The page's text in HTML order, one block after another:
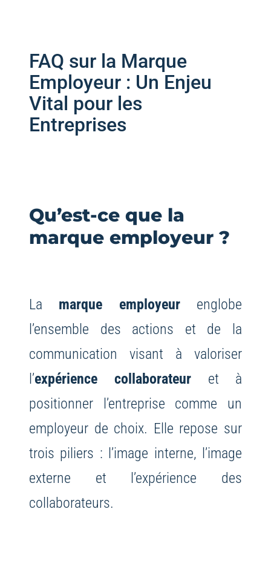
FAQ sur la Marque
Employeur : Un Enjeu
Vital pour les
Entreprises
Qu’est-ce que la
marque employeur ?
La marque employeur englobe
l’ensemble des actions et de la
communication visant à valoriser
l’expérience collaborateur et à
positionner l’entreprise comme un
employeur de choix. Elle repose sur
trois piliers : l’image interne, l’image
externe et l’expérience des
collaborateurs.